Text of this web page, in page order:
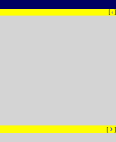
[ ‹ ]
[› ]